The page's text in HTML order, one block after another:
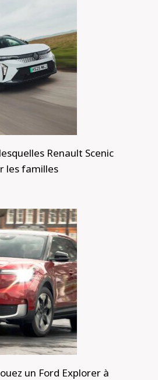
d'occasion à
20 octobre 2025
Renault Scenic
les familles
un Ford Explorer à